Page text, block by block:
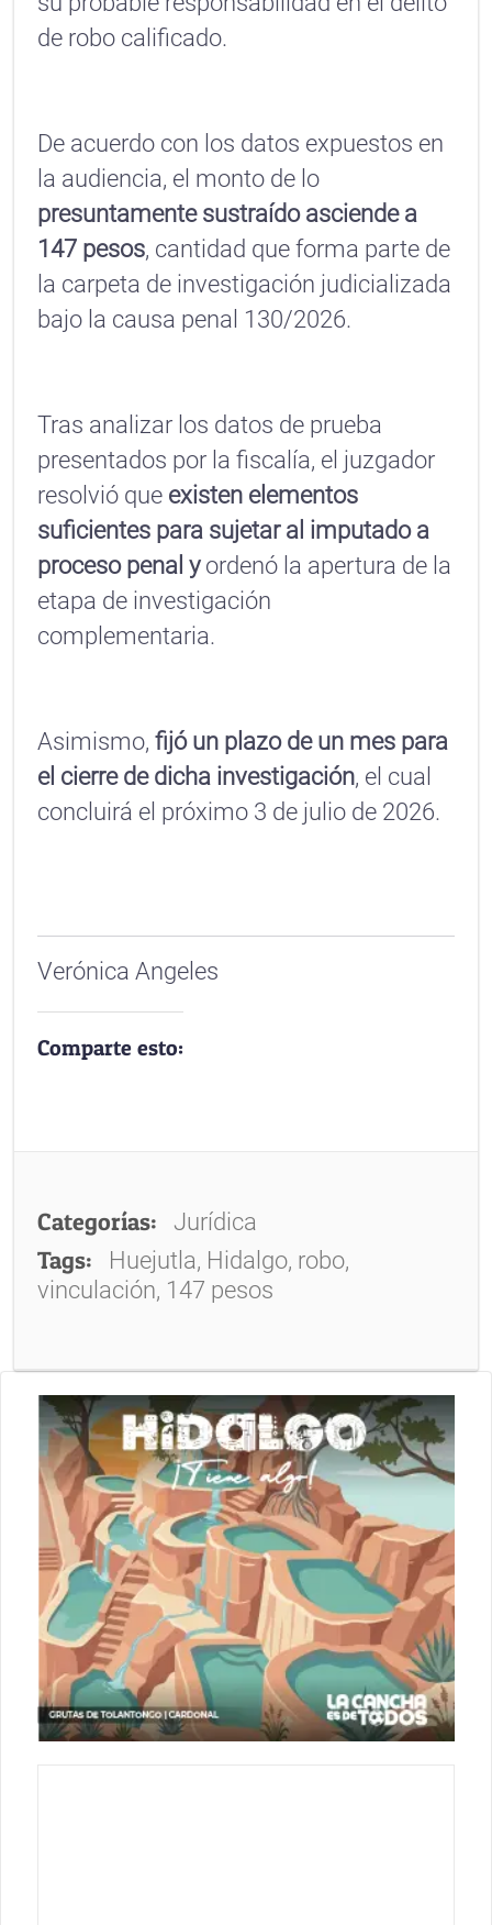
de robo calificado.
De acuerdo con los datos expuestos en
la audiencia, el monto de lo
presuntamente sustraído asciende a
147 pesos, cantidad que forma parte de
la carpeta de investigación judicializada
bajo la causa penal 130/2026.
Tras analizar los datos de prueba
presentados por la fiscalía, el juzgador
resolvió que existen elementos
suficientes para sujetar al imputado a
proceso penal yordenó la apertura de la
etapa de investigación
complementaria.
Asimismo,fijó un plazo de un mes para
el cierre de dicha investigación, el cual
concluirá el próximo 3 de julio de 2026.
Verónica Angeles
Comparte esto:
Categorías: Jurídica
Tags:
Huejutla, Hidalgo, robo,
vinculación, 147 pesos